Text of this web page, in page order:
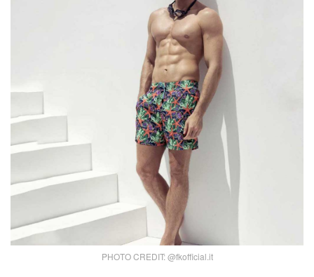
PHOTO CREDIT: @fkofficial.it